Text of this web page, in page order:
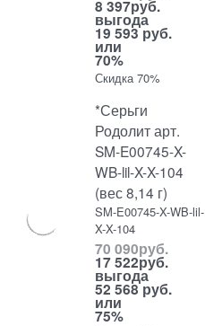
8 397руб.
выгода
19 593 руб.
или
70%
Скидка 70%
*Серьги
Родолит арт.
SM-E00745-X-
WB-lil-X-X-104
(вес 8,14 г)
SM-E00745-X-WB-lil-
X-X-104
70 090руб.
17 522руб.
выгода
52 568 руб.
или
75%